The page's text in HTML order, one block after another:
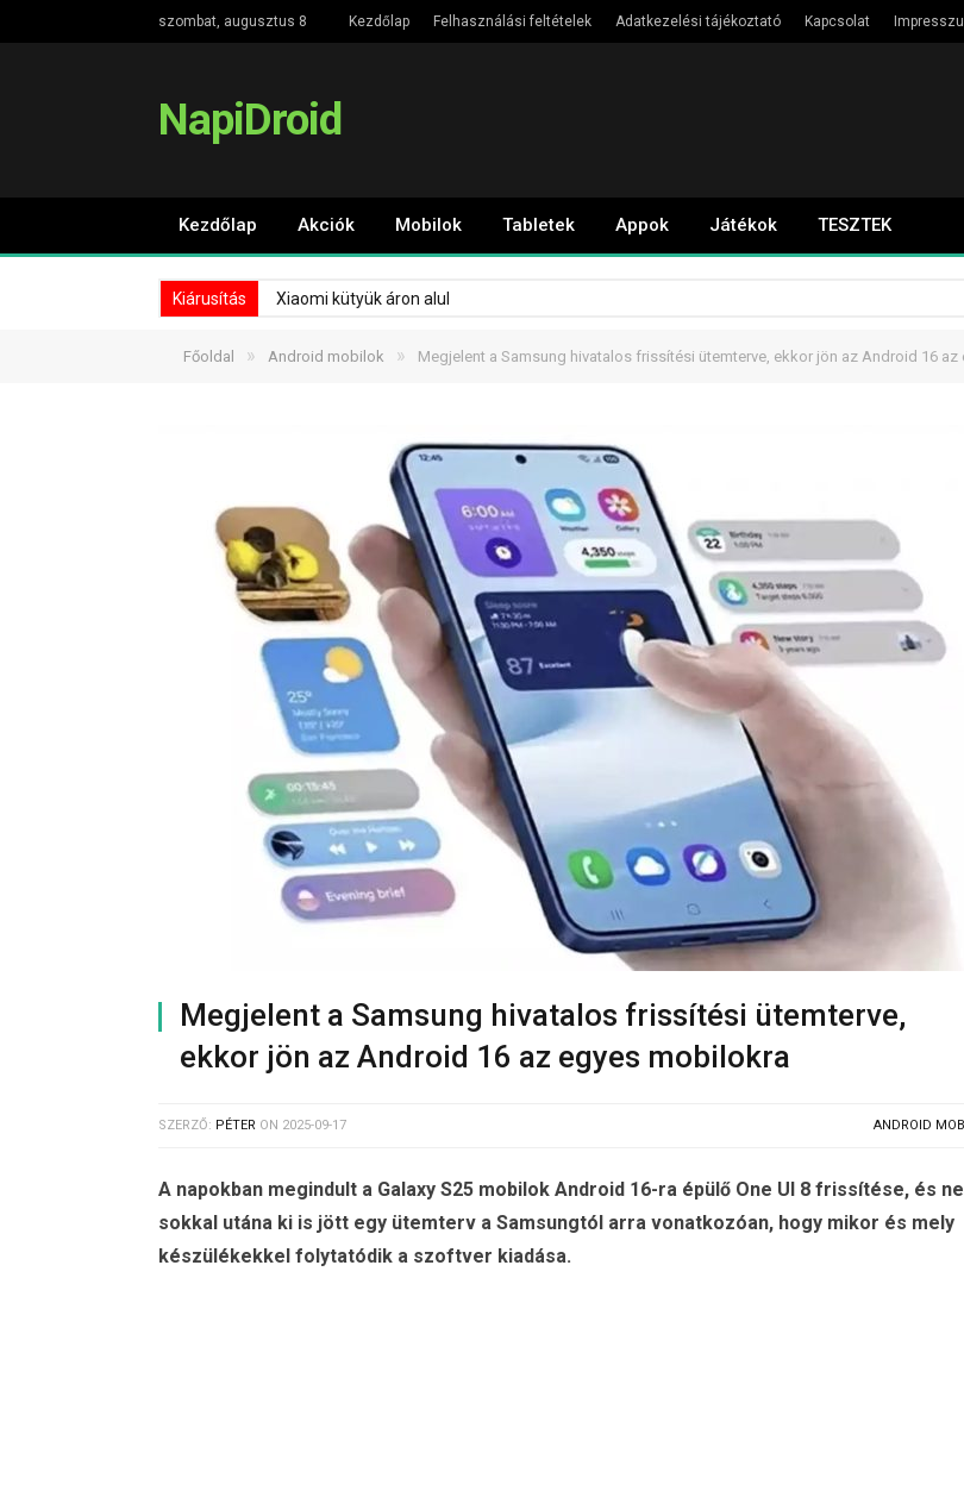
szombat, augusztus 8 Kezdőlap Felhasználási feltételek Adatkezelési tájékoztató Kapcsolat
NapiDroid
Kezdőlap Akciók Mobilok Tabletek Appok Játékok TESZTEK
Kiárusítás Xiaomi kütyük áron alul
Főoldal » Android mobilok » Megjelent a Samsung hivatalos frissítési ütemterve, ekkor jön az Android 16
Megjelent a Samsung hivatalos frissítési ütemterve,
ekkor jön az Android 16 az egyes mobilokra
SZERZŐ: PÉTER ON 2025-09-17 ANDROID
A napokban megindult a Galaxy S25 mobilok Android 16-ra épülő One UI 8 frissítése, és
sokkal utána ki is jött egy ütemterv a Samsungtól arra vonatkozóan, hogy mikor és mely
készülékekkel folytatódik a szoftver kiadása.